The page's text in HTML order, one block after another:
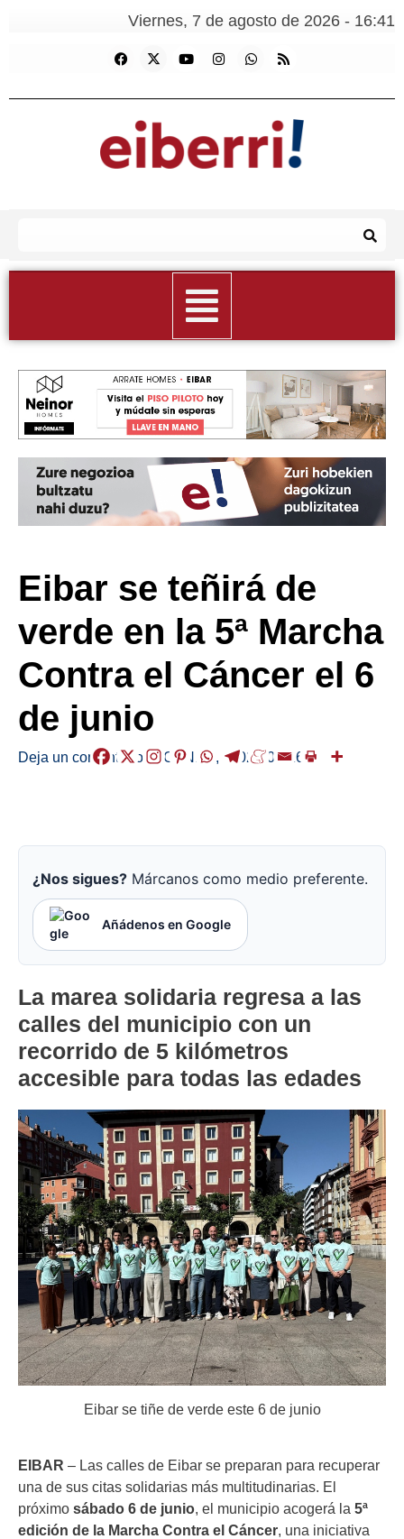
Viernes, 7 de agosto de 2026 - 16:41
Eibar se teñirá de
verde en la 5ª Marcha
Contra el Cáncer el 6
de junio
Deja un comentario /AGENDA , /2026-05-26
¿Nos sigues? Márcanos como medio preferente.
Añádenos en Google
La marea solidaria regresa a las
calles del municipio con un
recorrido de 5 kilómetros
accesible para todas las edades
Eibar se tiñe de verde este 6 de junio
EIBAR – Las calles de Eibar se preparan para recuperar
una de sus citas solidarias más multitudinarias. El
próximo sábado 6 de junio , el municipio acogerá la 5ª
edición de la Marcha Contra el Cáncer , una iniciativa